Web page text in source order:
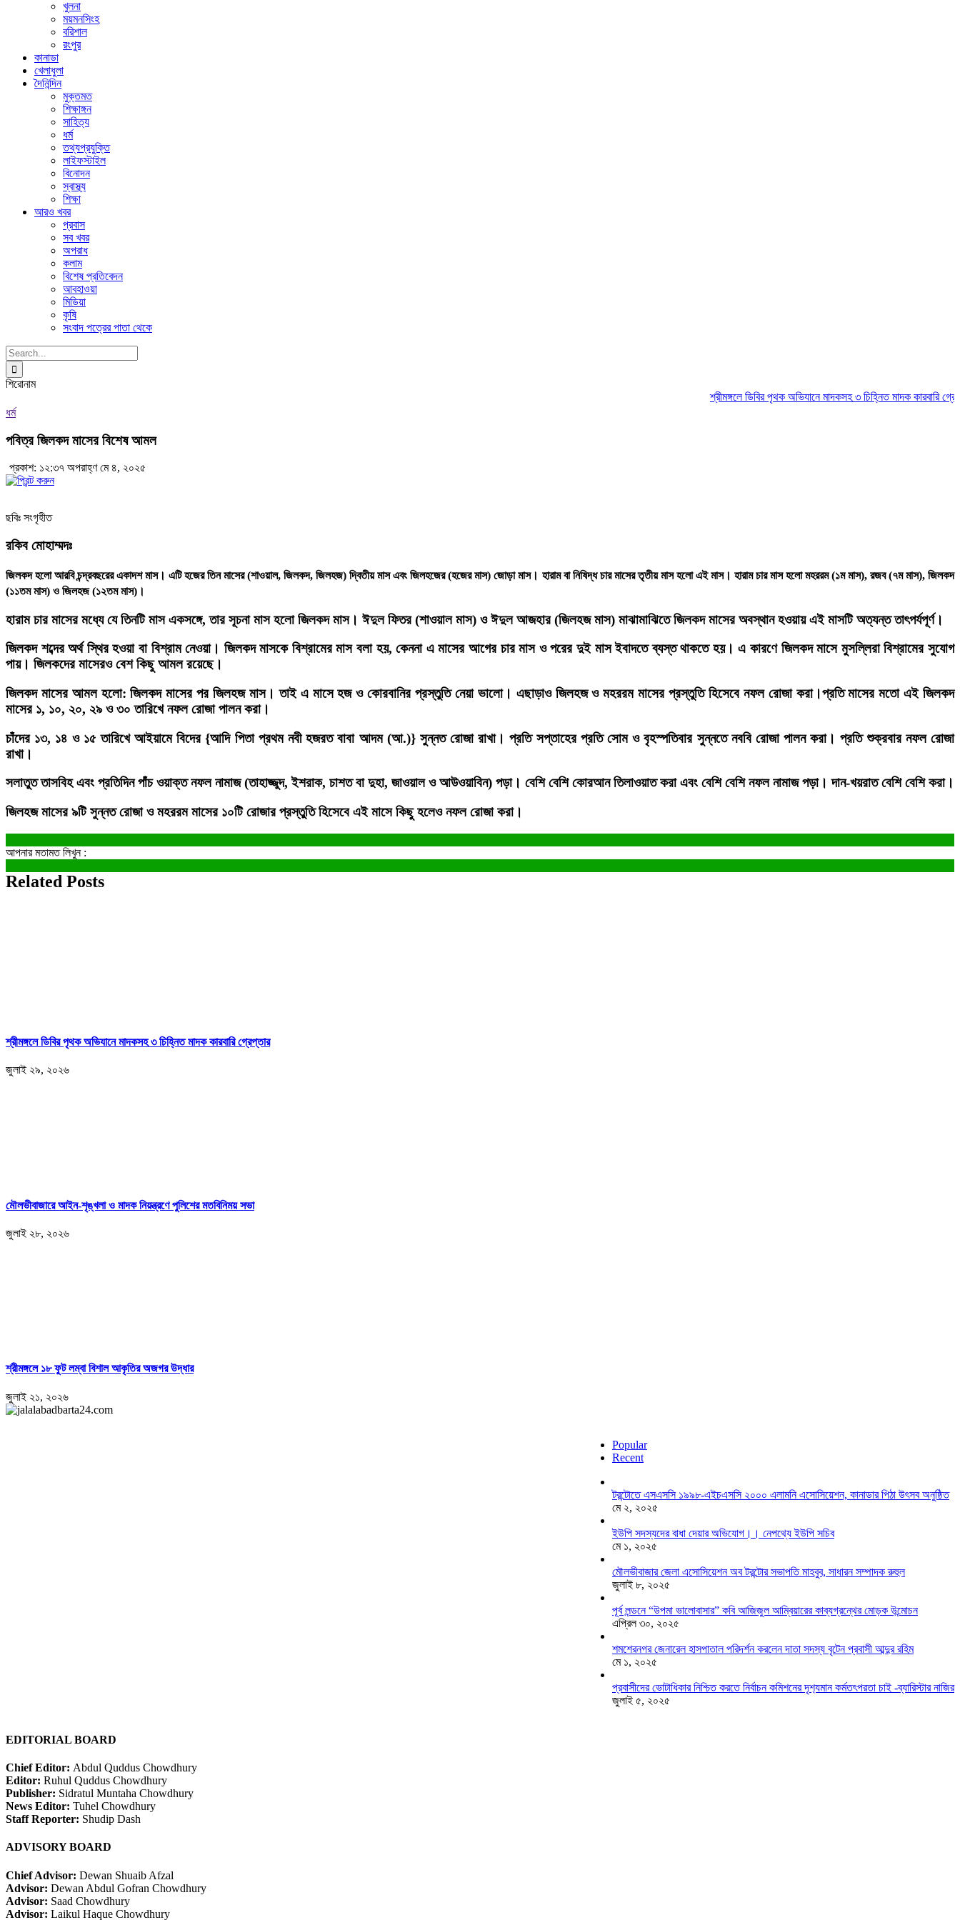
খুলনা
ময়মনসিংহ
বরিশাল
রংপুর
কানাডা
খেলাধুলা
দৈনিন্দিন
মুক্তমত
শিক্ষাঙ্গন
সাহিত্য
ধর্ম
তথ্যপ্রযুক্তি
লাইফস্টাইল
বিনোদন
স্বাস্থ্য
শিক্ষা
আরও খবর
প্রবাস
সব খবর
অপরাধ
কলাম
বিশেষ প্রতিবেদন
আবহাওয়া
মিডিয়া
কৃষি
সংবাদ পত্রের পাতা থেকে
Search
for:
শিরোনাম
শ্রীমঙ্গলে ডিবির পৃথক অভিযানে মাদকসহ ৩ চিহ্নিত মাদক কারবারি গ্রেপ্তার
ধর্ম
পবিত্র জিলকদ মাসের বিশেষ আমল
প্রকাশ: ১২:৩৭ অপরাহ্ণ মে ৪, ২০২৫
ছবিঃ সংগৃহীত
রকিব মোহাম্মদঃ
জিলকদ হলো আরবি চন্দ্রবছরের একাদশ মাস। এটি হজের তিন মাসের (শাওয়াল, জিলকদ, জিলহজ) দ্বিতীয় মাস এবং জিলহজের (হজের মাস) জোড়া মাস। হারাম বা নিষিদ্ধ চার মাসের তৃতীয় মাস হলো এই মাস। হারাম চার মাস হলো মহররম (১ম মাস), রজব (৭ম মাস), জিলকদ
(১১তম মাস) ও জিলহজ (১২তম মাস)।
হারাম চার মাসের মধ্যে যে তিনটি মাস একসঙ্গে, তার সূচনা মাস হলো জিলকদ মাস। ঈদুল ফিতর (শাওয়াল মাস) ও ঈদুল আজহার (জিলহজ মাস) মাঝামাঝিতে জিলকদ মাসের অবস্থান হওয়ায় এই মাসটি অত্যন্ত তাৎপর্যপূর্ণ।
জিলকদ শব্দের অর্থ স্থির হওয়া বা বিশ্রাম নেওয়া। জিলকদ মাসকে বিশ্রামের মাস বলা হয়, কেননা এ মাসের আগের চার মাস ও পরের দুই মাস ইবাদতে ব্যস্ত থাকতে হয়। এ কারণে জিলকদ মাসে মুসল্লিরা বিশ্রামের সুযোগ
পায়। জিলকদের মাসেরও বেশ কিছু আমল রয়েছে।
জিলকদ মাসের আমল হলো: জিলকদ মাসের পর জিলহজ মাস। তাই এ মাসে হজ ও কোরবানির প্রস্তুতি নেয়া ভালো। এছাড়াও জিলহজ ও মহররম মাসের প্রস্তুতি হিসেবে নফল রোজা করা।প্রতি মাসের মতো এই জিলকদ
মাসের ১, ১০, ২০, ২৯ ও ৩০ তারিখে নফল রোজা পালন করা।
চাঁদের ১৩, ১৪ ও ১৫ তারিখে আইয়ামে বিদের {আদি পিতা প্রথম নবী হজরত বাবা আদম (আ.)} সুন্নত রোজা রাখা। প্রতি সপ্তাহের প্রতি সোম ও বৃহস্পতিবার সুন্নতে নববি রোজা পালন করা। প্রতি শুক্রবার নফল রোজা
রাখা।
সলাতুত তাসবিহ এবং প্রতিদিন পাঁচ ওয়াক্ত নফল নামাজ (তাহাজ্জুদ, ইশরাক, চাশত বা দুহা, জাওয়াল ও আউওয়াবিন) পড়া। বেশি বেশি কোরআন তিলাওয়াত করা এবং বেশি বেশি নফল নামাজ পড়া। দান-খয়রাত বেশি বেশি করা।
জিলহজ মাসের ৯টি সুন্নত রোজা ও মহররম মাসের ১০টি রোজার প্রস্তুতি হিসেবে এই মাসে কিছু হলেও নফল রোজা করা।
আপনার মতামত লিখুন :
Related Posts
শ্রীমঙ্গলে ডিবির পৃথক অভিযানে মাদকসহ ৩ চিহ্নিত মাদক কারবারি গ্রেপ্তার
জুলাই ২৯, ২০২৬
মৌলভীবাজারে আইন-শৃঙ্খলা ও মাদক নিয়ন্ত্রণে পুলিশের মতবিনিময় সভা
জুলাই ২৮, ২০২৬
শ্রীমঙ্গলে ১৮ ফুট লম্বা বিশাল আকৃতির অজগর উদ্ধার
জুলাই ২১, ২০২৬
Popular
Recent
টরন্টোতে এসএসসি ১৯৯৮-এইচএসসি ২০০০ এলামনি এসোসিয়েশন, কানাডার পিঠা উৎসব অনুষ্ঠিত
মে ২, ২০২৫
ইউপি সদস্যদের বাধা দেয়ার অভিযোগ।। নেপথ্যে ইউপি সচিব
মে ১, ২০২৫
মৌলভীবাজার জেলা এসোসিয়েশন অব টরন্টোর সভাপতি মাহবুব, সাধারন সম্পাদক রুহুল
জুলাই ৮, ২০২৫
পূর্ব লন্ডনে “উপমা ভালোবাসার” কবি আজিজুল আম্বিয়ারের কাব্যগ্রন্থের মোড়ক উন্মোচন
এপ্রিল ৩০, ২০২৫
শমশেরনগর জেনারেল হাসপাতাল পরিদর্শন করলেন দাতা সদস্য বৃটেন প্রবাসী আব্দুর রহিম
মে ১, ২০২৫
প্রবাসীদের ভোটাধিকার নিশ্চিত করতে নির্বাচন কমিশনের দৃশ‍্যমান কর্মতৎপরতা চাই -ব্যারিস্টার নাজির
জুলাই ৫, ২০২৫
EDITORIAL BOARD
Chief Editor: Abdul Quddus Chowdhury
Editor: Ruhul Quddus Chowdhury
Publisher: Sidratul Muntaha Chowdhury
News Editor: Tuhel Chowdhury
Staff Reporter: Shudip Dash
ADVISORY BOARD
Chief Advisor: Dewan Shuaib Afzal
Advisor: Dewan Abdul Gofran Chowdhury
Advisor: Saad Chowdhury
Advisor: Laikul Haque Chowdhury